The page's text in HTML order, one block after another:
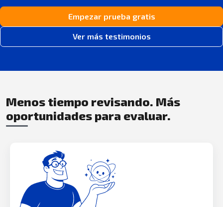
Empezar prueba gratis
Ver más testimonios
Menos tiempo revisando. Más
oportunidades para evaluar.